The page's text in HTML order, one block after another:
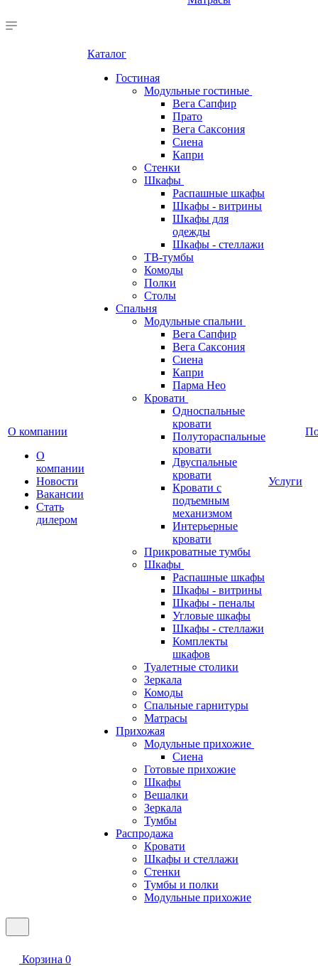
О компании
О
компании
Новости
Вакансии
Стать
дилером
Каталог
Гостиная
Модульные гостиные
Вега Сапфир
Прато
Вега Саксония
Сиена
Капри
Стенки
Шкафы
Распашные шкафы
Шкафы - витрины
Шкафы для
одежды
Шкафы - стеллажи
ТВ-тумбы
Комоды
Полки
Столы
Спальня
Модульные спальни
Вега Сапфир
Вега Саксония
Сиена
Капри
Парма Нео
Кровати
Односпальные
кровати
Полутораспальные
кровати
Двуспальные
кровати
Кровати с
подъемным
механизмом
Интерьерные
кровати
Прикроватные тумбы
Шкафы
Распашные шкафы
Шкафы - витрины
Шкафы - пеналы
Угловые шкафы
Шкафы - стеллажи
Комплекты
шкафов
Туалетные столики
Зеркала
Комоды
Спальные гарнитуры
Матрасы
Прихожая
Модульные прихожие
Сиена
Готовые прихожие
Шкафы
Вешалки
Зеркала
Тумбы
Распродажа
Кровати
Шкафы и стеллажи
Стенки
Тумбы и полки
Модульные прихожие
Услуги
Корзина 0